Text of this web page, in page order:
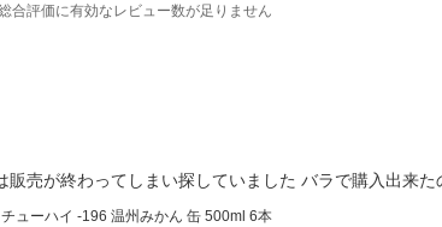
合評価に有効なレビュー数が足りません
販売が終わってしまい探していました バラで購入出来
ューハイ -196 温州みかん 缶 500ml 6本